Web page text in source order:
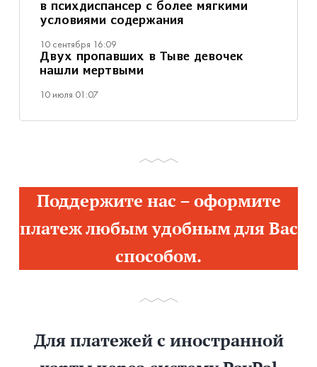
в психдиспансер с более мягкими
условиями содержания
10 сентября 16:09
Двух пропавших в Тыве девочек
нашли мертвыми
10 июля 01:07
Поддержите нас – оформите
платеж любым удобным для Вас
способом.
Для платежей с иностранной